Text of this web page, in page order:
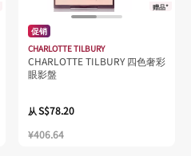
赠品*
促销
CHARLOTTE TILBURY
CHARLOTTE TILBURY 四色奢彩
眼影盤
从S$78.20
¥406.64